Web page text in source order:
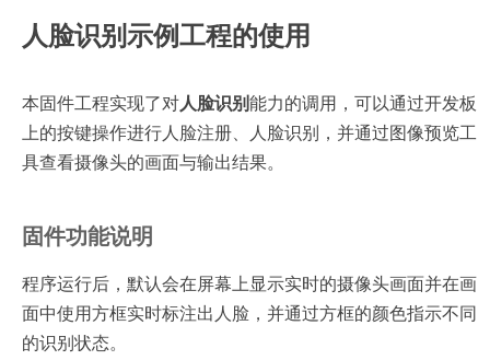
人脸识别示例工程的使用
本固件工程实现了对人脸识别能力的调用，可以通过开发板
上的按键操作进行人脸注册、人脸识别，并通过图像预览工
具查看摄像头的画面与输出结果。
固件功能说明
程序运行后，默认会在屏幕上显示实时的摄像头画面并在画
面中使用方框实时标注出人脸，并通过方框的颜色指示不同
的识别状态。